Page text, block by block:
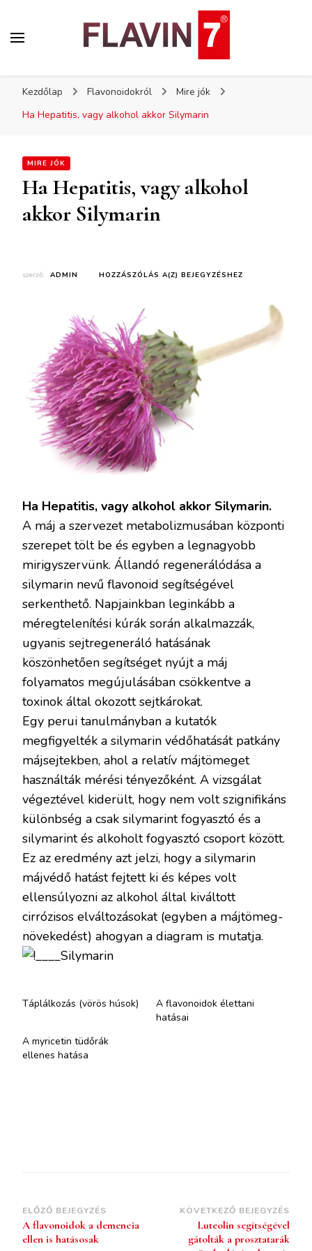
Kezdőlap Flavonoidokról
Mire jók
Ha Hepatitis, vagy alkohol akkor Silymarin
MIRE JÓK
Ha Hepatitis, vagy alkohol
akkor Silymarin
szerző: ADMIN HOZZÁSZÓLÁS A(Z) BEJEGYZÉSHEZ
Ha Hepatitis, vagy alkohol akkor Silymarin.
A máj a szervezet metabolizmusában központi
szerepet tölt be és egyben a legnagyobb
mirigyszervünk. Állandó regenerálódása a
silymarin nevű flavonoid segítségével
serkenthető. Napjainkban leginkább a
méregtelenítési kúrák során alkalmazzák,
ugyanis sejtregeneráló hatásának
köszönhetően segítséget nyújt a máj
folyamatos megújulásában csökkentve a
toxinok által okozott sejtkárokat.
Egy perui tanulmányban a kutatók
megfigyelték a silymarin védőhatását patkány
májsejtekben, ahol a relatív májtömeget
használták mérési tényezőként. A vizsgálat
végeztével kiderült, hogy nem volt szignifikáns
különbség a csak silymarint fogyasztó és a
silymarint és alkoholt fogyasztó csoport között.
Ez az eredmény azt jelzi, hogy a silymarin
májvédő hatást fejtett ki és képes volt
ellensúlyozni az alkohol által kiváltott
cirrózisos elváltozásokat (egyben a májtömeg-
növekedést) ahogyan a diagram is mutatja.
Táplálkozás (vörös húsok)
A flavonoidok élettani
hatásai
A myricetin tüdőrák
ellenes hatása
ELŐZŐ BEJEGYZÉS
A flavonoidok a demencia
ellen is hatásosak
KÖVETKEZŐ BEJEGYZÉS
Luteolin segítségével
gátolták a prosztatarák